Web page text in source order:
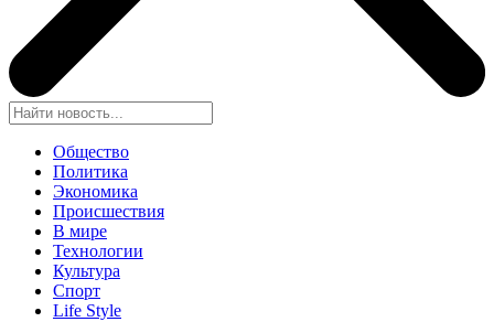
Общество
Политика
Экономика
Происшествия
В мире
Технологии
Культура
Спорт
Life Style